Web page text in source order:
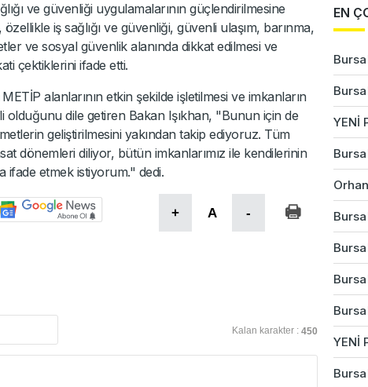
ve güvenliği uygulamalarının güçlendirilmesine
iş sağlığı ve güvenliği, güvenli ulaşım, barınma,
ve sosyal güvenlik alanında dikkat edilmesi ve
çektiklerini ifade etti.
alanlarının etkin şekilde işletilmesi ve imkanların
olduğunu dile getiren Bakan Işıkhan, "Bunun için de
geliştirilmesini yakından takip ediyoruz. Tüm
dönemleri diliyor, bütün imkanlarımız ile kendilerinin
ifade etmek istiyorum." dedi.
+ A -
Kalan karakter : 450
EN
YENİ
YENİ